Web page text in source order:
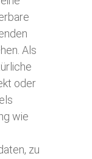
Als
oder
wie
zu